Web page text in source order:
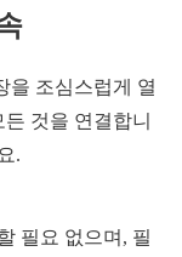
을 조심스럽게 열
것을 연결합니
.
필요 없으며, 필